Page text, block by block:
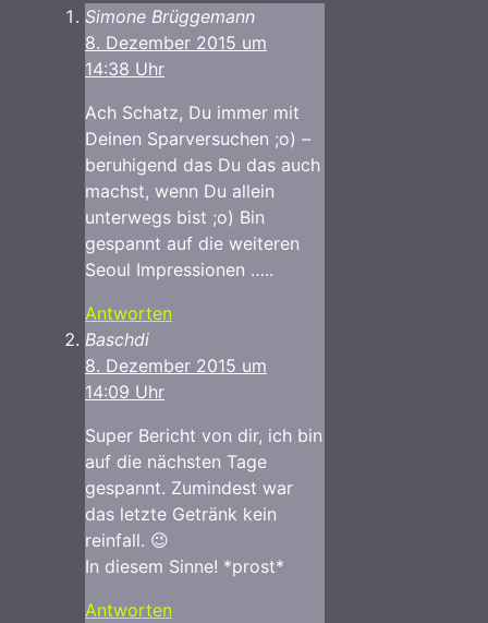
Simone Brüggemann
8. Dezember 2015 um
14:38 Uhr
Ach Schatz, Du immer mit
Deinen Sparversuchen ;o) –
beruhigend das Du das auch
machst, wenn Du allein
unterwegs bist ;o) Bin
gespannt auf die weiteren
Seoul Impressionen …..
Antworten
Baschdi
8. Dezember 2015 um
14:09 Uhr
Super Bericht von dir, ich bin
auf die nächsten Tage
gespannt. Zumindest war
das letzte Getränk kein
reinfall. 😉
In diesem Sinne! *prost*
Antworten